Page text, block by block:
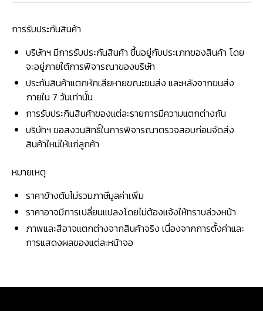
การรับประกันสินค้า
บริษัทฯ มีการรับประกันสินค้า ขึ้นอยู่กับประเภทของสินค้า โดย
จะอยู่ภายใต้การพิจารณาของบริษัท
ประกันสินค้าแตกหักเสียหายขณะขนส่ง และหลังจากขนส่ง
ภายใน 7 วันเท่านั้น
การรับประกินสินค้าของแต่ละรายการมีความแตกต่างกัน
บริษัทฯ ขอสงวนสิทธิ์ในการพิจารณาตรวจสอบก่อนจัดส่ง
สินค้าใหม่ให้แก่ลูกค้า
หมายเหตุ
ราคาข้างต้นไม่รวมภาษีมูลค่าเพิ่ม
ราคาอาจมีการเปลี่ยนแปลงโดยไม่ต้องแจ้งให้ทราบล่วงหน้า
ภาพและสีอาจแตกต่างจากสินค้าจริง เนื่องจากการตั้งค่าและ
การแสดงผลของแต่ละหน้าจอ